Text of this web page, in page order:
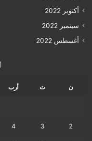
أكتوبر 2022
سبتمبر 2022
أغسطس 2022
ن ث أرب
2
3
4